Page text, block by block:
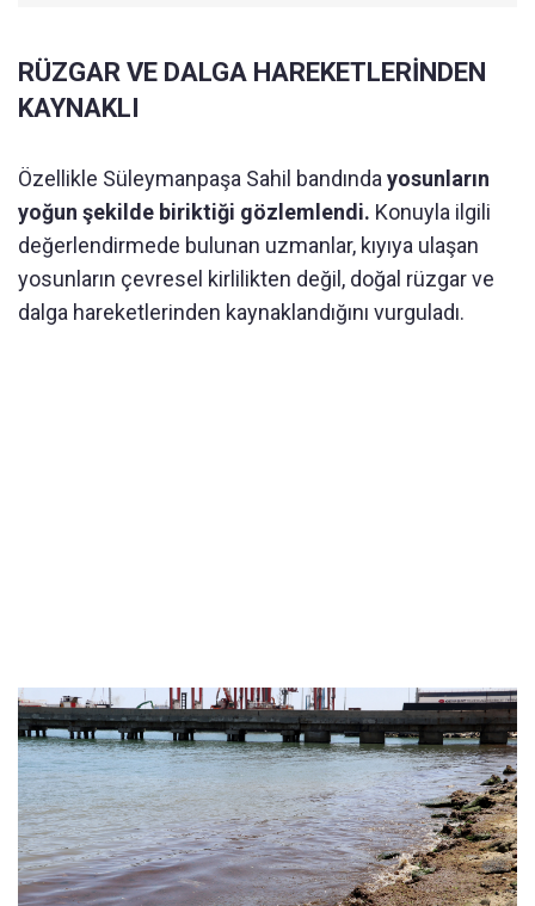
RÜZGAR VE DALGA HAREKETLERİNDEN
KAYNAKLI
Özellikle Süleymanpaşa Sahil bandında yosunların
yoğun şekilde biriktiği gözlemlendi. Konuyla ilgili
değerlendirmede bulunan uzmanlar, kıyıya ulaşan
yosunların çevresel kirlilikten değil, doğal rüzgar ve
dalga hareketlerinden kaynaklandığını vurguladı.